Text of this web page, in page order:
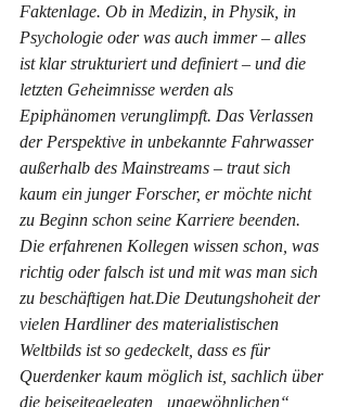
Faktenlage. Ob in Medizin, in Physik, in
Psychologie oder was auch immer – alles
ist klar strukturiert und definiert – und die
letzten Geheimnisse werden als
Epiphänomen verunglimpft. Das Verlassen
der Perspektive in unbekannte Fahrwasser
außerhalb des Mainstreams – traut sich
kaum ein junger Forscher, er möchte nicht
zu Beginn schon seine Karriere beenden.
Die erfahrenen Kollegen wissen schon, was
richtig oder falsch ist und mit was man sich
zu beschäftigen hat.Die Deutungshoheit der
vielen Hardliner des materialistischen
Weltbilds ist so gedeckelt, dass es für
Querdenker kaum möglich ist, sachlich über
die beiseitegelegten „ungewöhnlichen“